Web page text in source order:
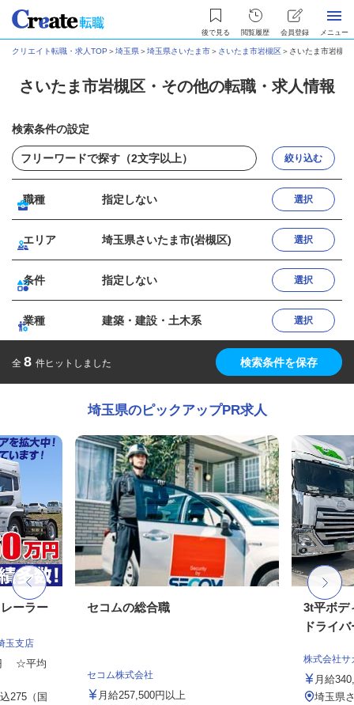
後で見る 閲覧履歴 会員登録 メニュー
クリエイト転職・求人TOP ＞埼玉県＞埼玉県さいたま市＞ さいたま市岩槻区＞ さいたま市岩槻
さいたま市岩槻区・その他の転職・求人情報
検索条件の設定
絞り込む
職種 指定しない 選択
エリア 埼玉県さいたま市(岩槻区) 選択
条件 指定しない 選択
業種 建築・建設・土木系 選択
全 8 件ヒットしました 検索条件を保存
埼玉県のピックアップPR求人
ーラー
玉支店
円 ☆平均
275（国
セコムの総合職
セコム株式会社
月給257,500円以上
3t平ボデ
ドライバ
株式会社サ
月給
埼玉県